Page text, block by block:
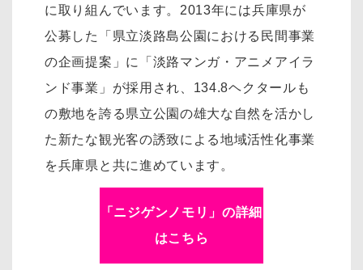
に取り組んでいます。2013年には兵庫県が
公募した「県立淡路島公園における民間事業
の企画提案」に「淡路マンガ・アニメアイラ
ンド事業」が採用され、134.8ヘクタールも
の敷地を誇る県立公園の雄大な自然を活かし
た新たな観光客の誘致による地域活性化事業
を兵庫県と共に進めています。
「ニジゲンノモリ」の詳細
はこちら